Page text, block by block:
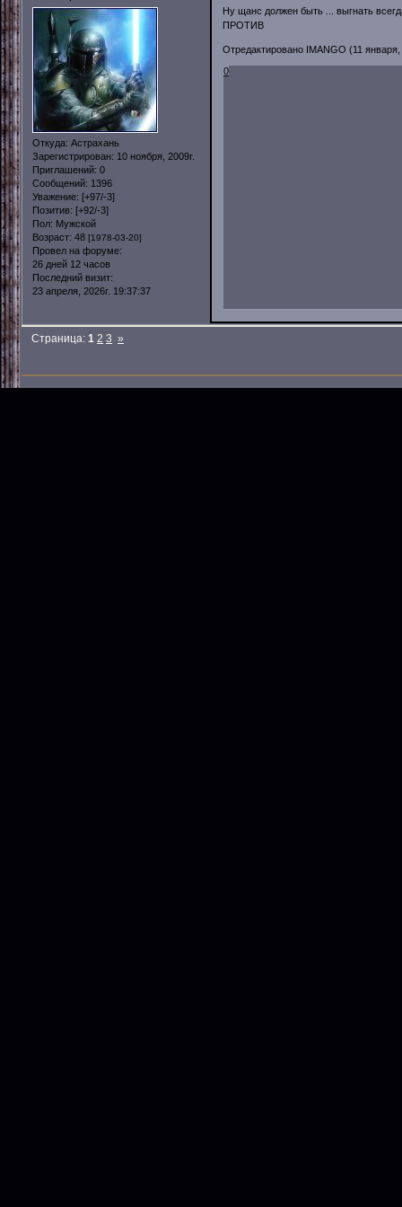
Откуда: Астрахань
Зарегистрирован: 10 ноября, 2009г.
Приглашений: 0
Сообщений: 1396
Уважение: [+97/-3]
Позитив: [+92/-3]
Пол: Мужской
Возраст: 48 [1978-03-20]
Провел на форуме:
26 дней 12 часов
Последний визит:
23 апреля, 2026г. 19:37:37
Ну щанс должен быть ... выгнать
ПРОТИВ
Отредактировано IMANGO (11 января,
0
Страница:1 2 3 »